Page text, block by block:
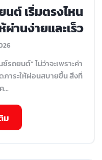
ต์ เริ่มตรงไหน
านง่ายและเร็ว
ถยนต์” ไม่ว่าจะเพราะค่า
าระให้ผ่อนสบายขึ้น สิ่งที่
...
ม